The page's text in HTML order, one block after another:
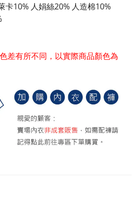
卡10% 人娟絲20% 人造棉10%
差有所不同，以實際商品顏色為